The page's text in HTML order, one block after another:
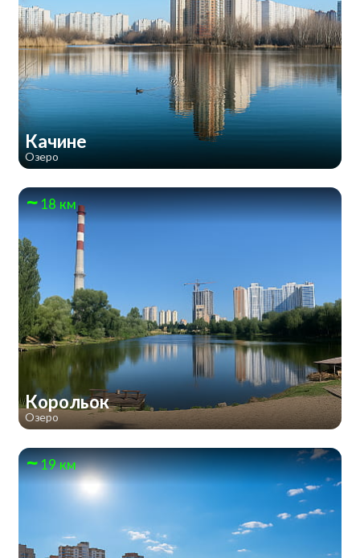
Качине
Озеро
18 км
Корольок
Озеро
19 км